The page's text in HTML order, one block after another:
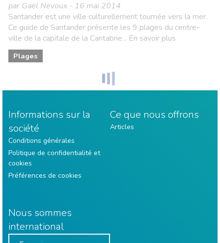
par Gaël Nevoux - 16 mai 2014
Santander est une ville culturellement tournée vers la mer.
Ce guide de Santander présente les 9 plages du centre-
ville de la capitale de la Cantabrie... En savoir plus
Plages
Informations sur la
société
Conditions générales
Politique de confidentialité et
cookies
Préférences de cookies
Ce que nous offrons
Articles
Nous sommes
international